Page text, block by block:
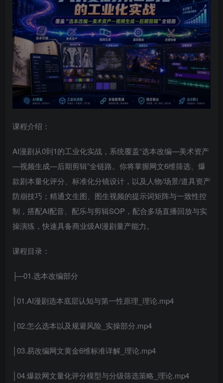
课程介绍：
AI漫剧从0到1的工业化实战，系统覆盖“选本改编—美术资产
—视频生成—后期剪辑”全链路。你将掌握网文6维筛选、爆
款剧本量化评分、标准化分镜设计，以及人物/场景/道具资产
防崩技巧；精通文生图、图生视频的提示词矩阵与一致性控
制，搭配AI配音、配乐与剪辑SOP，配合多场直播回放与实
操演练，快速具备商业级AI漫剧量产能力。
课程目录：
├─01.选本改编部分
│01.AI漫剧选本底层认知与第一性原理_理论.mp4
│02.怎么选本以及规避风险_实操部分.mp4
│03.易改编网文黄金6维标准详解_理论.mp4
│04.爆款网文量化评分模型与分级筛选策略_理论.mp4